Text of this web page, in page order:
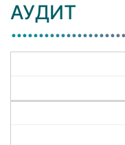
АУДИТ